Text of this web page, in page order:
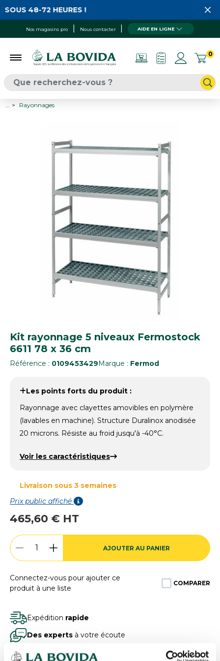
Nos magasins pro Nous contacter AIDE EN LIGNE
0
48-72 HEURES !
Rayonnages
Kit rayonnage 5 niveaux Fermostock
6611 78 x 36 cm
Référence : 0109453429Marque : Fermod
Les points forts du produit :
Rayonnage avec clayettes amovibles en polymère
(lavables en machine). Structure Duralinox anodisée
20 microns. Résiste au froid jusqu'à -40°C.
Voir les caractéristiques
Livraison sous 3 semaines
Prix public affiché
465,60 € HT
AJOUTER AU PANIER
Connectez-vous pour ajouter ce
produit à une liste
COMPARER
Expédition rapide
Des experts à votre écoute
Paiement100% sécurisé